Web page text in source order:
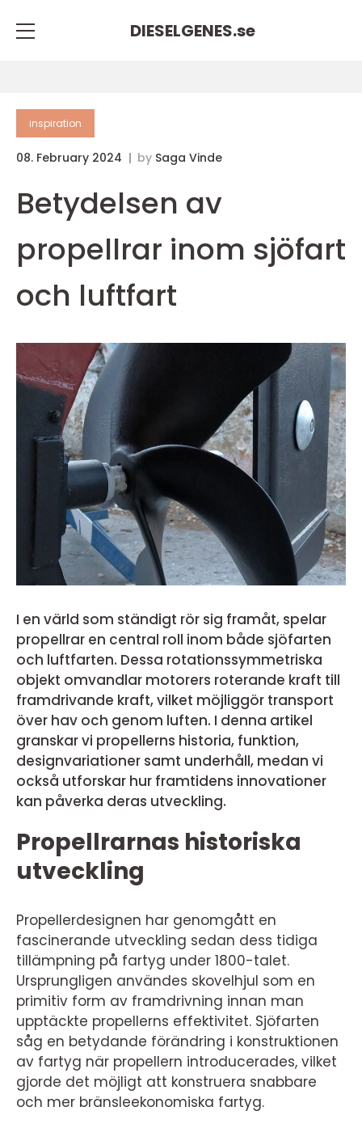
DIESELGENES.se
inspiration
08. February 2024 by Saga Vinde
Betydelsen av
propellrar inom sjöfart
och luftfart
I en värld som ständigt rör sig framåt, spelar
propellrar en central roll inom både sjöfarten
och luftfarten. Dessa rotationssymmetriska
objekt omvandlar motorers roterande kraft till
framdrivande kraft, vilket möjliggör transport
över hav och genom luften. I denna artikel
granskar vi propellerns historia, funktion,
designvariationer samt underhåll, medan vi
också utforskar hur framtidens innovationer
kan påverka deras utveckling.
Propellrarnas historiska
utveckling
Propellerdesignen har genomgått en
fascinerande utveckling sedan dess tidiga
tillämpning på fartyg under 1800-talet.
Ursprungligen användes skovelhjul som en
primitiv form av framdrivning innan man
upptäckte propellerns effektivitet. Sjöfarten
såg en betydande förändring i konstruktionen
av fartyg när propellern introducerades, vilket
gjorde det möjligt att konstruera snabbare
och mer bränsleekonomiska fartyg.